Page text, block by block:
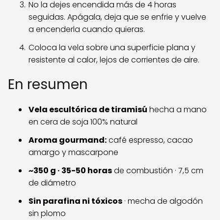
No la dejes encendida más de 4 horas
seguidas. Apágala, deja que se enfrie y vuelve
a encenderla cuando quieras.
Coloca la vela sobre una superficie plana y
resistente al calor, lejos de corrientes de aire.
En resumen
Vela escultórica de tiramisú hecha a mano
en cera de soja 100% natural
Aroma gourmand:café espresso, cacao
amargo y mascarpone
~350 g · 35-50 horasde combustión · 7,5 cm
de diámetro
Sin parafina ni tóxicos · mecha de algodón
sin plomo